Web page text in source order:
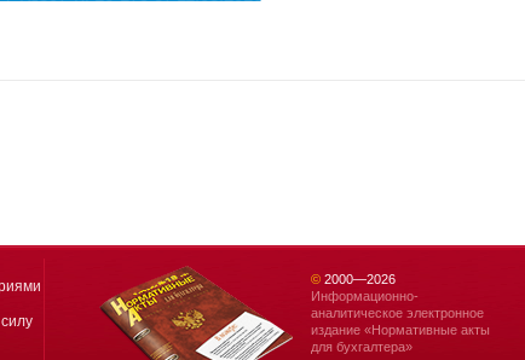
©2000—2026
Информационно-
аналитическое электронное
издание «Нормативные акты
для бухгалтера»